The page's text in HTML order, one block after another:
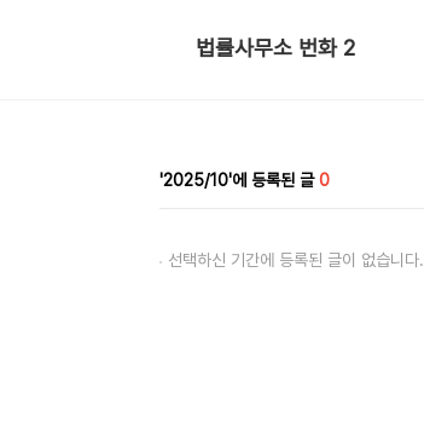
법률사무소 번화 2
2025/10 0
선택하신 기간에 등록된 글이 없습니다.